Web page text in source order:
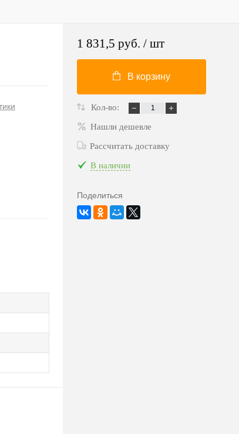
1 831,5 руб. / шт
В корзину
Кол-во:
Нашли дешевле
Рассчитать доставку
В наличии
Поделиться